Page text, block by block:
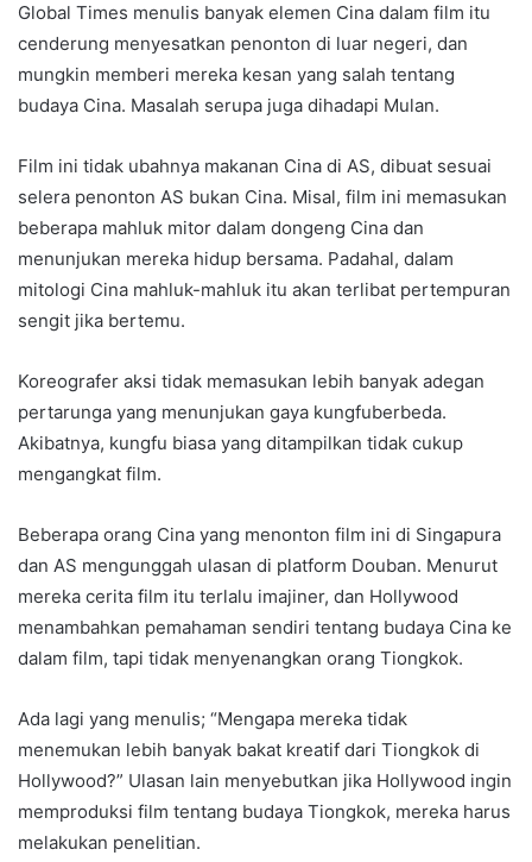
Global Times menulis banyak elemen Cina dalam film itu
cenderung menyesatkan penonton di luar negeri, dan
mungkin memberi mereka kesan yang salah tentang
budaya Cina. Masalah serupa juga dihadapi Mulan.
Film ini tidak ubahnya makanan Cina di AS, dibuat sesuai
selera penonton AS bukan Cina. Misal, film ini memasukan
beberapa mahluk mitor dalam dongeng Cina dan
menunjukan mereka hidup bersama. Padahal, dalam
mitologi Cina mahluk-mahluk itu akan terlibat pertempuran
sengit jika bertemu.
Koreografer aksi tidak memasukan lebih banyak adegan
pertarunga yang menunjukan gaya kungfuberbeda.
Akibatnya, kungfu biasa yang ditampilkan tidak cukup
mengangkat film.
Beberapa orang Cina yang menonton film ini di Singapura
dan AS mengunggah ulasan di platform Douban. Menurut
mereka cerita film itu terlalu imajiner, dan Hollywood
menambahkan pemahaman sendiri tentang budaya Cina ke
dalam film, tapi tidak menyenangkan orang Tiongkok.
Ada lagi yang menulis; “Mengapa mereka tidak
menemukan lebih banyak bakat kreatif dari Tiongkok di
Hollywood?” Ulasan lain menyebutkan jika Hollywood ingin
memproduksi film tentang budaya Tiongkok, mereka harus
melakukan penelitian.